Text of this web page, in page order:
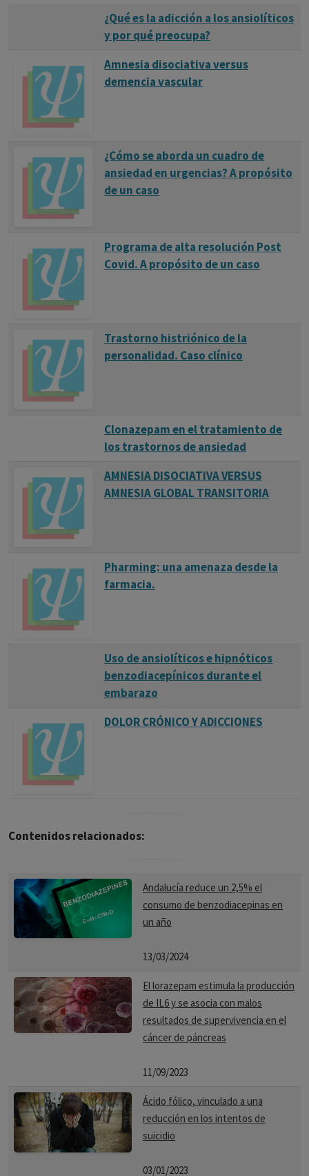
¿Qué es la adicción a los ansiolíticos
y por qué preocupa?
Amnesia disociativa versus
demencia vascular
¿Cómo se aborda un cuadro de
ansiedad en urgencias? A propósito
de un caso
Programa de alta resolución Post
Covid. A propósito de un caso
Trastorno histriónico de la
personalidad. Caso clínico
Clonazepam en el tratamiento de
los trastornos de ansiedad
AMNESIA DISOCIATIVA VERSUS
AMNESIA GLOBAL TRANSITORIA
Pharming: una amenaza desde la
farmacia.
Uso de ansiolíticos e hipnóticos
benzodiacepínicos durante el
embarazo
DOLOR CRÓNICO Y ADICCIONES
Contenidos relacionados:
Andalucía reduce un 2,5% el
consumo de benzodiacepinas en
un año
13/03/2024
El lorazepam estimula la producción
de IL6 y se asocia con malos
resultados de supervivencia en el
cáncer de páncreas
11/09/2023
Ácido fólico, vinculado a una
reducción en los intentos de
suicidio
03/01/2023